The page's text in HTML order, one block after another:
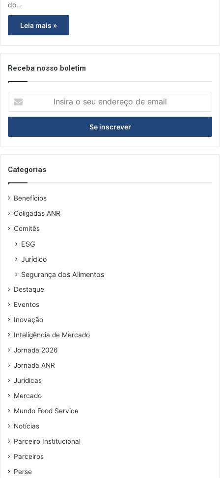
do…
Leia mais »
Receba nosso boletim
s
r
a
s
e
n
e
e
e
a
i
Categorias
Benefícios
Coligadas ANR
Comitês
ESG
Jurídico
Segurança dos Alimentos
Destaque
Eventos
Inovação
Inteligência de Mercado
Jornada 2026
Jornada ANR
Jurídicas
Mercado
Mundo Food Service
Notícias
Parceiro Institucional
Parceiros
Perse